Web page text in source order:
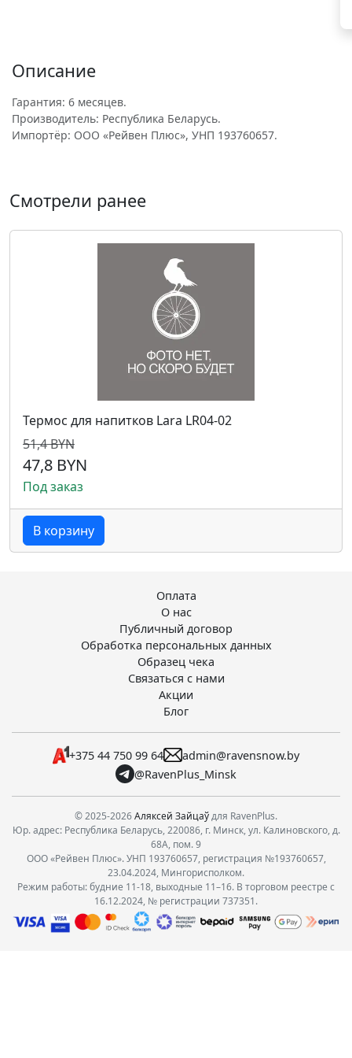
Описание
Гарантия: 6 месяцев.
Производитель: Республика Беларусь.
Импортёр: ООО «Рейвен Плюс», УНП 193760657.
Смотрели ранее
Термос для напитков Lara LR04-02
51,4 BYN
47,8 BYN
Под заказ
В корзину
Оплата
О нас
Публичный договор
Обработка персональных данных
Образец чека
Связаться с нами
Акции
Блог
+375 44 750 99 64
admin@ravensnow.by
@RavenPlus_Minsk
© 2025-2026Аляксей Зайцаўдля RavenPlus.
Юр. адрес: Республика Беларусь, 220086, г. Минск, ул. Калиновского, д.
68А, пом. 9
ООО «Рейвен Плюс». УНП 193760657, регистрация №193760657,
23.04.2024, Мингорисполком.
Режим работы: будние 11-18, выходные 11–16. В торговом реестре с
16.12.2024, № регистрации 737351.